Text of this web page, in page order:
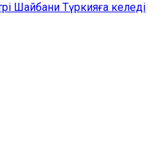
Шайбани Түркияға келеді